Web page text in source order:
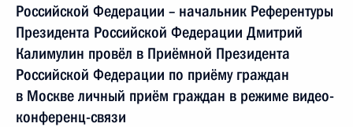
Российской Федерации – начальник Референтуры
Президента Российской Федерации Дмитрий
Калимулин провёл в Приёмной Президента
Российской Федерации по приёму граждан
в Москве личный приём граждан в режиме видео-
конференц-связи